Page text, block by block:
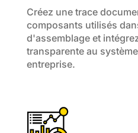
Créez une trace
composants utilisés
d'assemblage et
transparente au
entreprise.